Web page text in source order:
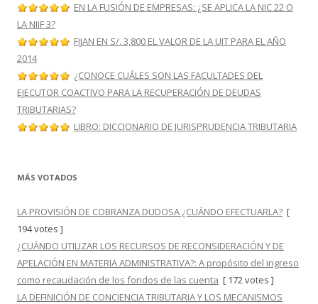
EN LA FUSIÓN DE EMPRESAS: ¿SE APLICA LA NIC 22 O
LA NIIF 3?
FIJAN EN S/. 3,800 EL VALOR DE LA UIT PARA EL AÑO
2014
¿CONOCE CUÁLES SON LAS FACULTADES DEL
EJECUTOR COACTIVO PARA LA RECUPERACIÓN DE DEUDAS
TRIBUTARIAS?
LIBRO: DICCIONARIO DE JURISPRUDENCIA TRIBUTARIA
MÁS VOTADOS
LA PROVISIÓN DE COBRANZA DUDOSA ¿CUÁNDO EFECTUARLA? [
194 votes ]
¿CUÁNDO UTILIZAR LOS RECURSOS DE RECONSIDERACIÓN Y DE
APELACIÓN EN MATERIA ADMINISTRATIVA?: A propósito del ingreso
como recaudación de los fondos de las cuenta [ 172 votes ]
LA DEFINICIÓN DE CONCIENCIA TRIBUTARIA Y LOS MECANISMOS